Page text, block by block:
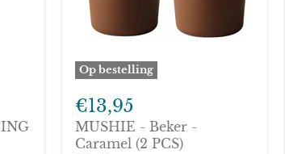
Op bestelling
-
Beker
-
Caramel
€13,95
MUSHIE - Beker -
Caramel (2 PCS)